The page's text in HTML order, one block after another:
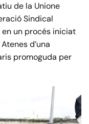
de la Unione
Sindical
en un procés iniciat
d’una
promoguda per